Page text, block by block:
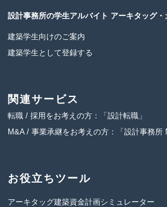
設計事務所の学生アルバイト アーキタッグ・
建築学生向けのご案内
建築学生として登録する
関連サービス
転職 / 採用をお考えの方：「設計転職」
M&A / 事業承継をお考えの方：「設計事務所
お役立ちツール
アーキタッグ建築資金計画シミュレーター